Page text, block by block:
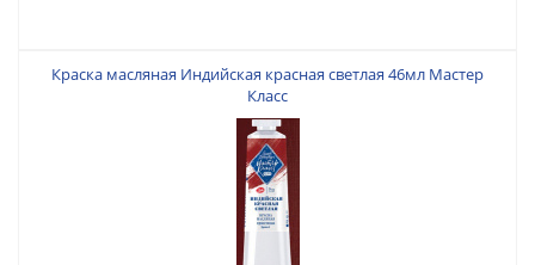
Краска масляная Индийская красная светлая 46мл Мастер
Класс